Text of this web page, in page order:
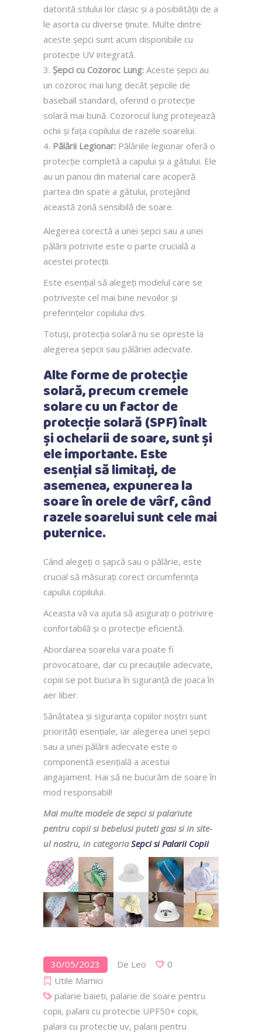
datorită stilului lor clasic și a posibilității de a
le asorta cu diverse ținute. Multe dintre
aceste șepci sunt acum disponibile cu
protecție UV integrată.
Șepci cu Cozoroc Lung: Aceste șepci au
un cozoroc mai lung decât șepcile de
baseball standard, oferind o protecție
solară mai bună. Cozorocul lung protejează
ochii și fața copilului de razele soarelui.
Pălării Legionar: Pălăriile legionar oferă o
protecție completă a capului și a gâtului. Ele
au un panou din material care acoperă
partea din spate a gâtului, protejând
această zonă sensibilă de soare.
Alegerea corectă a unei șepci sau a unei
pălării potrivite este o parte crucială a
acestei protecții.
Este esențial să alegeți modelul care se
potrivește cel mai bine nevoilor și
preferințelor copilului dvs.
Totuși, protecția solară nu se oprește la
alegerea șepcii sau pălăriei adecvate.
Alte forme de protecție
solară, precum cremele
solare cu un factor de
protecție solară (SPF) înalt
și ochelarii de soare, sunt și
ele importante. Este
esențial să limitați, de
asemenea, expunerea la
soare în orele de vârf, când
razele soarelui sunt cele mai
puternice.
Când alegeți o șapcă sau o pălărie, este
crucial să măsurați corect circumferința
capului copilului.
Aceasta vă va ajuta să asigurați o potrivire
confortabilă și o protecție eficientă.
Abordarea soarelui vara poate fi
provocatoare, dar cu precauțiile adecvate,
copiii se pot bucura în siguranță de joaca în
aer liber.
Sănătatea și siguranța copiilor noștri sunt
priorități esențiale, iar alegerea unei șepci
sau a unei pălării adecvate este o
componentă esențială a acestui
angajament. Hai să ne bucurăm de soare în
mod responsabil!
Mai multe modele de sepci si palariute
pentru copii si bebelusi puteti gasi si in site-
ul nostru, in categoriaSepci si Palarii Copii
30/05/2023 De Leo
0
Utile Mamici
palarie baieti, palarie de soare pentru
copii, palarii cu protectie UPF50+ copii,
palarii cu protectie uv, palarii pentru